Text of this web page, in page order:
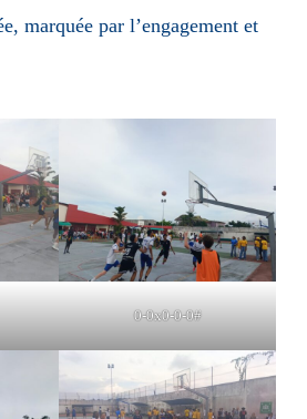
marquée par l’engagement et
0-0x0-0-0#